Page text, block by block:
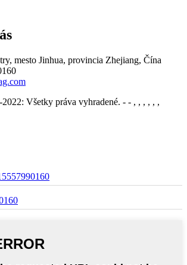
mesto Jinhua, provincia Zhejiang, Čína
Všetky práva vyhradené. - - , , , , , ,